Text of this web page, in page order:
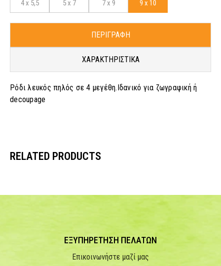
4 x 5,5 5 x 7 7 x 9 9 x 10
ΠΕΡΙΓΡΑΦΗ
ΧΑΡΑΚΤΗΡΙΣΤΙΚΑ
Ρόδι λευκός πηλός σε 4 μεγέθη.Iδανικό για ζωγραφική ή
decoupage
RELATED PRODUCTS
ΕΞΥΠΗΡΕΤΗΣΗ ΠΕΛΑΤΩΝ
Επικοινωνήστε μαζί μας